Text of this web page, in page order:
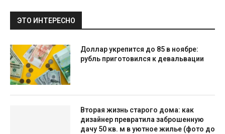
ЭТО ИНТЕРЕСНО
Доллар укрепится до 85 в ноябре:
рубль приготовился к девальвации
Вторая жизнь старого дома: как
дизайнер превратила заброшенную
дачу 50 кв. м в уютное жилье (фото до